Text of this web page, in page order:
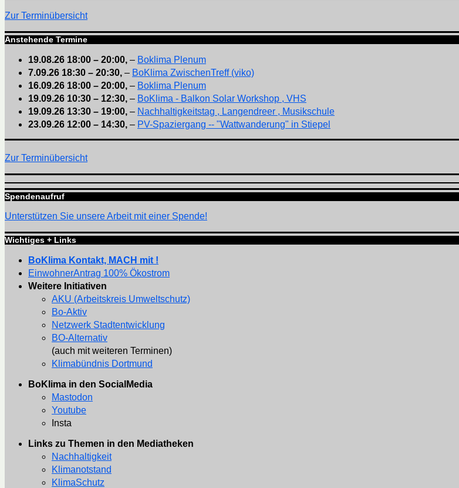
Zur Terminübersicht
Anstehende Termine
19.08.26 18:00 – 20:00, – Boklima Plenum
7.09.26 18:30 – 20:30, – BoKlima ZwischenTreff (viko)
16.09.26 18:00 – 20:00, – Boklima Plenum
19.09.26 10:30 – 12:30, – BoKlima - Balkon Solar Workshop , VHS
19.09.26 13:30 – 19:00, – Nachhaltigkeitstag , Langendreer , Musikschule
23.09.26 12:00 – 14:30, – PV-Spaziergang -- "Wattwanderung" in Stiepel
Zur Terminübersicht
Spendenaufruf
Unterstützen Sie unsere Arbeit mit einer Spende!
Wichtiges + Links
BoKlima Kontakt, MACH mit !
EinwohnerAntrag 100% Ökostrom
Weitere Initiativen
AKU (Arbeitskreis Umweltschutz)
Bo-Aktiv
Netzwerk Stadtentwicklung
BO-Alternativ
(auch mit weiteren Terminen)
Klimabündnis Dortmund
BoKlima in den SocialMedia
Mastodon
Youtube
Insta
Links zu Themen in den Mediatheken
Nachhaltigkeit
Klimanotstand
KlimaSchutz